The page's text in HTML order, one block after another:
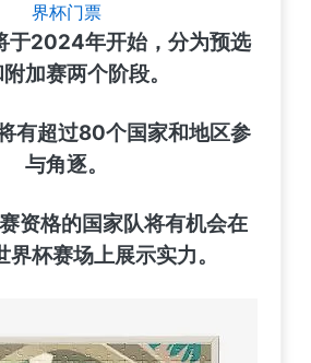
界杯门票
于2024年开始，分为预选
加赛两个阶段。
有超过80个国家和地区参
与角逐。
资格的国家队将有机会在
杯赛场上展示实力。